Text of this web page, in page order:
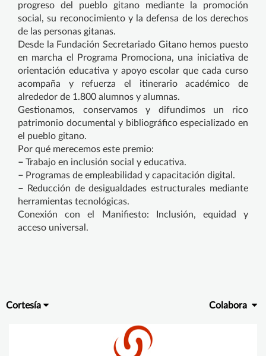
progreso del pueblo gitano mediante la promoción
social, su reconocimiento y la defensa de los derechos
de las personas gitanas.
Desde la Fundación Secretariado Gitano hemos puesto
en marcha el Programa Promociona, una iniciativa de
orientación educativa y apoyo escolar que cada curso
acompaña y refuerza el itinerario académico de
alrededor de 1.800 alumnos y alumnas.
Gestionamos, conservamos y difundimos un rico
patrimonio documental y bibliográfico especializado en
el pueblo gitano.
Por qué merecemos este premio:
– Trabajo en inclusión social y educativa.
– Programas de empleabilidad y capacitación digital.
– Reducción de desigualdades estructurales mediante
herramientas tecnológicas.
Conexión con el Manifiesto: Inclusión, equidad y
acceso universal.
Cortesía Colabora